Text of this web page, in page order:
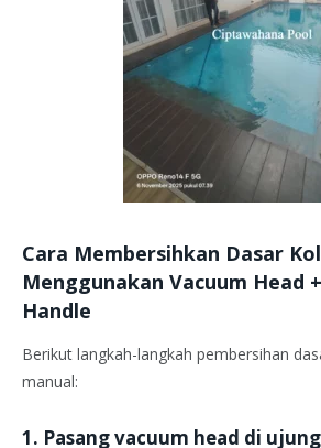
Cara Membersihkan Dasar
Menggunakan Vacuum Head
Handle
Berikut langkah-langkah pembersihan
manual:
1. Pasang vacuum head di